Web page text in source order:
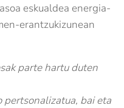
eskualdea energia-
erantzukizunean
parte hartu duten
pertsonalizatua, bai eta